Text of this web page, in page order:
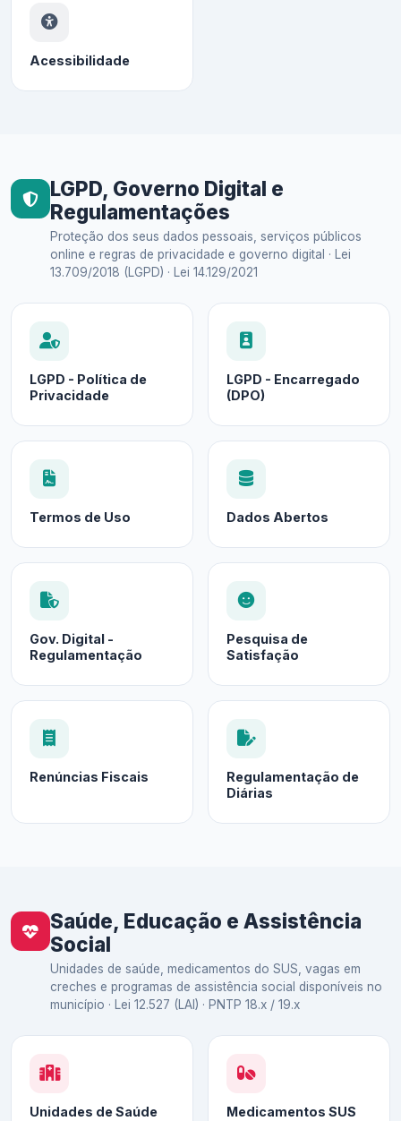
Acessibilidade
LGPD, Governo Digital e
Regulamentações
Proteção dos seus dados pessoais, serviços públicos
online e regras de privacidade e governo digital · Lei
13.709/2018 (LGPD) · Lei 14.129/2021
LGPD - Política de
Privacidade
LGPD - Encarregado
(DPO)
Termos de Uso Dados Abertos
Gov. Digital -
Regulamentação
Pesquisa de
Satisfação
Renúncias Fiscais
Regulamentação de
Diárias
Saúde, Educação e Assistência
Social
Unidades de saúde, medicamentos do SUS, vagas em
creches e programas de assistência social disponíveis no
município · Lei 12.527 (LAI) · PNTP 18.x / 19.x
Unidades de Saúde Medicamentos SUS